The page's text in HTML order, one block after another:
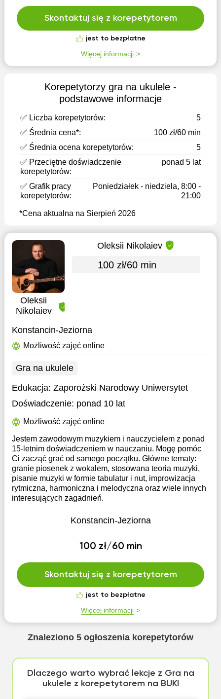
Skontaktuj się z korepetytorem
jest to bezpłatne
Więcej informacji
Korepetytorzy gra na ukulele -
podstawowe informacje
✅ Liczba korepetytorów:
5
✅ Średnia cena*:
100 zł/60 min
✅ Średnia ocena korepetytorów:
5
✅ Przeciętne doświadczenie
korepetytorów:
ponad 5 lat
✅ Grafik pracy
korepetytorów:
Poniedziałek - niedziela, 8:00 -
21:00
*Cena aktualna na Sierpień 2026
Oleksii
Nikolaiev
Oleksii Nikolaiev
100 zł/60 min
Konstancin-Jeziorna
Możliwość zajęć online
Gra na ukulele
Edukacja: Zaporożski Narodowy Uniwersytet
Doświadczenie: ponad 10 lat
Możliwość zajęć online
Jestem zawodowym muzykiem i nauczycielem z ponad
15-letnim doświadczeniem w nauczaniu. Mogę pomóc
Ci zacząć grać od samego początku. Główne tematy:
granie piosenek z wokalem, stosowana teoria muzyki,
pisanie muzyki w formie tabulatur i nut, improwizacja
rytmiczna, harmoniczna i melodyczna oraz wiele innych
interesujących zagadnień.
Konstancin-Jeziorna
100 zł/60 min
Skontaktuj się z korepetytorem
jest to bezpłatne
Więcej informacji
Znaleziono 5 ogłoszenia korepetytorów
Dlaczego warto wybrać lekcje z Gra na
ukulele z korepetytorem na BUKI